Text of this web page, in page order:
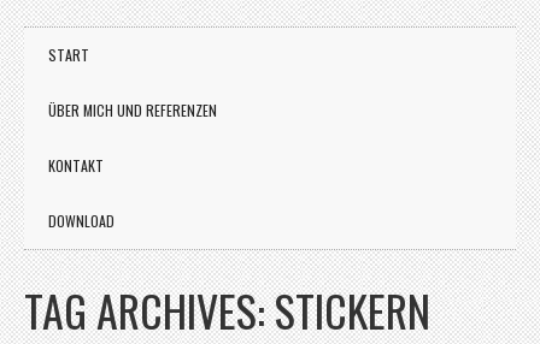
START
ÜBER MICH UND REFERENZEN
KONTAKT
DOWNLOAD
TAG ARCHIVES:STICKERN